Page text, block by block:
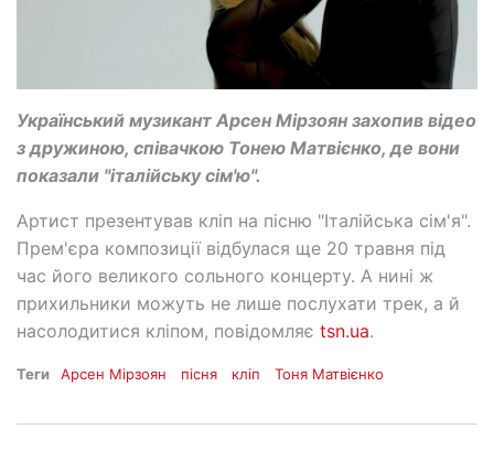
Український музикант Арсен Мірзоян захопив відео
з дружиною, співачкою Тонею Матвієнко, де вони
показали "італійську сім'ю".
Артист презентував кліп на пісню "Італійська сім'я".
Прем'єра композиції відбулася ще 20 травня під
час його великого сольного концерту. А нині ж
прихильники можуть не лише послухати трек, а й
насолодитися кліпом, повідомляє tsn.ua.
Теги Арсен Мірзоян пісня кліп Тоня Матвієнко